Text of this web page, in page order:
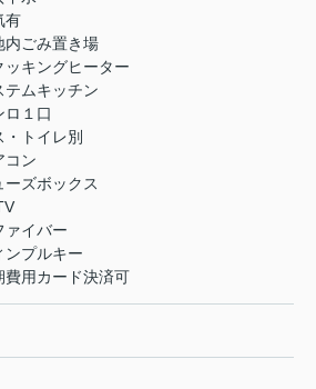
有
内ごみ置き場
ッキングヒーター
テムキッチン
ロ１口
・トイレ別
コン
ーズボックス
ァイバー
ンプルキー
費用カード決済可